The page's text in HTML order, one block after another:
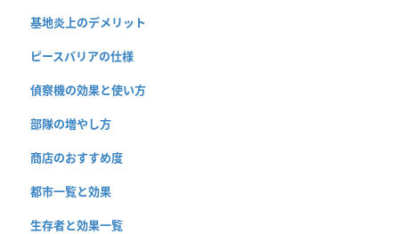
基地炎上のデメリット
ピースバリアの仕様
偵察機の効果と使い方
部隊の増やし方
商店のおすすめ度
都市一覧と効果
生存者と効果一覧